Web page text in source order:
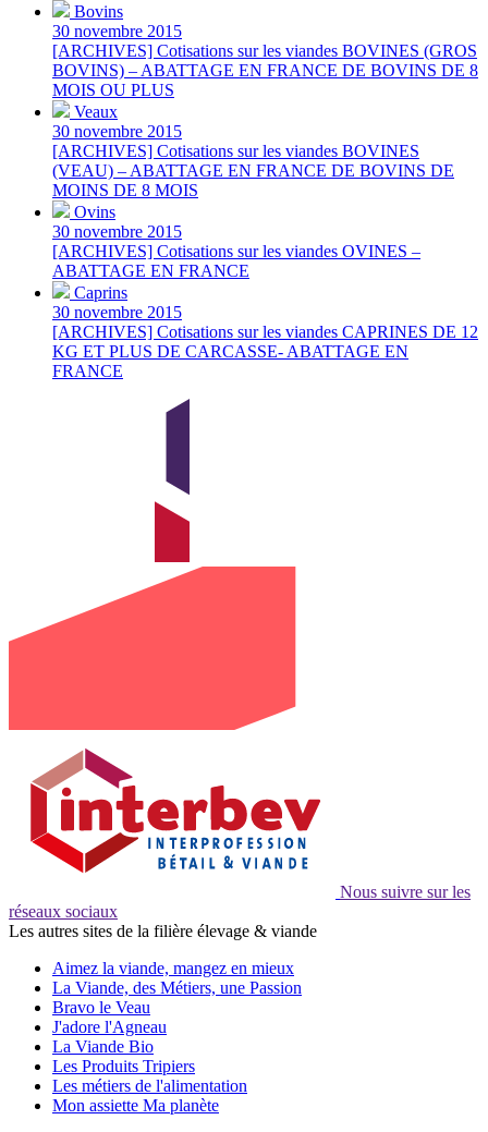
Bovins
30 novembre 2015
[ARCHIVES] Cotisations sur les viandes BOVINES (GROS
BOVINS) – ABATTAGE EN FRANCE DE BOVINS DE 8
MOIS OU PLUS
Veaux
30 novembre 2015
[ARCHIVES] Cotisations sur les viandes BOVINES
(VEAU) – ABATTAGE EN FRANCE DE BOVINS DE
MOINS DE 8 MOIS
Ovins
30 novembre 2015
[ARCHIVES] Cotisations sur les viandes OVINES –
ABATTAGE EN FRANCE
Caprins
30 novembre 2015
[ARCHIVES] Cotisations sur les viandes CAPRINES DE 12
KG ET PLUS DE CARCASSE- ABATTAGE EN
FRANCE
Nous suivre sur les
réseaux sociaux
Les autres sites de la filière élevage & viande
Aimez la viande, mangez en mieux
La Viande, des Métiers, une Passion
Bravo le Veau
J'adore l'Agneau
La Viande Bio
Les Produits Tripiers
Les métiers de l'alimentation
Mon assiette Ma planète